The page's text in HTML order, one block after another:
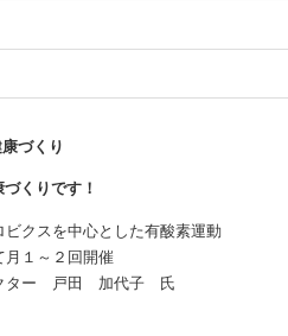
づくり
くりです！
スを中心とした有酸素運動
～２回開催
ー 戸田 加代子 氏